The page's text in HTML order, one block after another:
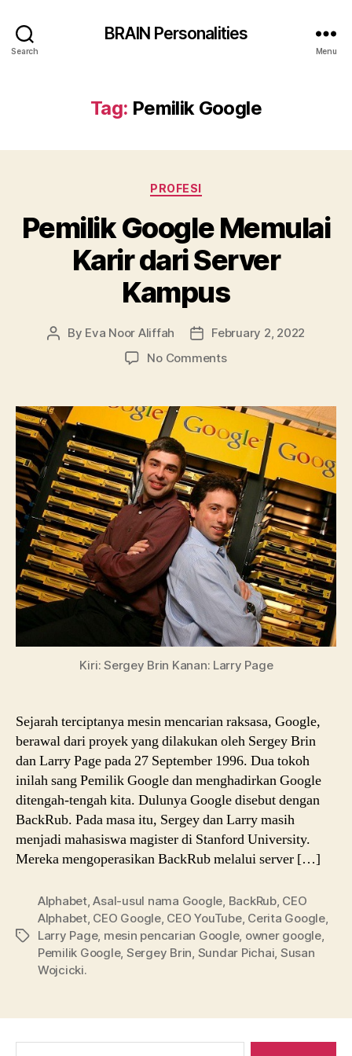
Search
BRAIN Personalities
Menu
Tag: Pemilik Google
Categories
PROFESI
Pemilik Google Memulai
Karir dari Server
Kampus
Post
By Eva Noor Aliffah
PostFebruary 2, 2022
No Commentson
Memulai
Karir
dari
Server
Kampus
Kiri: Sergey Brin Kanan: Larry Page
Sejarah terciptanya mesin mencarian raksasa, Google,
berawal dari proyek yang dilakukan oleh Sergey Brin
dan Larry Page pada 27 September 1996. Dua tokoh
inilah sang Pemilik Google dan menghadirkan Google
ditengah-tengah kita. Dulunya Google disebut dengan
BackRub. Pada masa itu, Sergey dan Larry masih
menjadi mahasiswa magister di Stanford University.
Mereka mengoperasikan BackRub melalui server […]
Tags
Alphabet,Asal-usul nama Google BackRub, CEO
Alphabet, CEO Google, CEO YouTube, Cerita Google,
Larry Page, mesin pencarian Google, owner google,
Pemilik Google, Sergey Brin Sundar Pichai Susan
Wojcicki.